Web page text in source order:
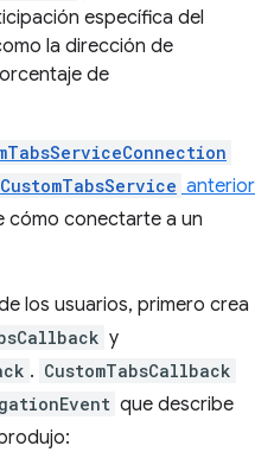
específica del
la dirección de
de
CustomTabsService anterior
cómo conectarte a un
los usuarios, primero crea
y
. CustomTabsCallback
que describe